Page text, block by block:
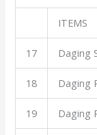
ITEMS
17 Daging
18 Daging
19 Daging